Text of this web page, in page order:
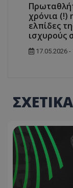
χρόνια (!)
ελπίδες
ισχυρούς
17.05.2026 -